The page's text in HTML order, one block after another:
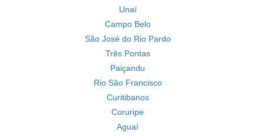
Unaí
Campo Belo
São José do Rio Pardo
Três Pontas
Paiçandu
Rio São Francisco
Curitibanos
Coruripe
Aguaí